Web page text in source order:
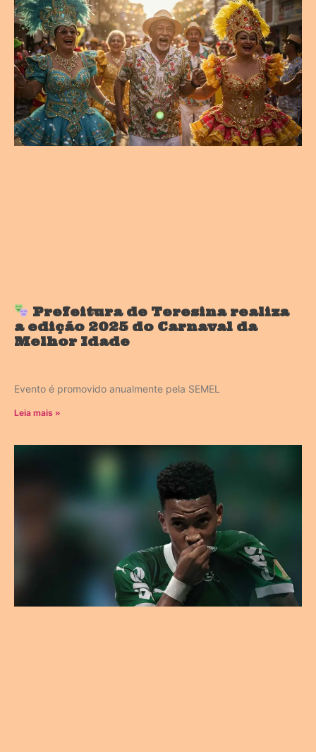
Prefeitura de Teresina realiza
a edição 2025 do Carnaval da
Melhor Idade
Evento é promovido anualmente pela SEMEL
Leia mais »